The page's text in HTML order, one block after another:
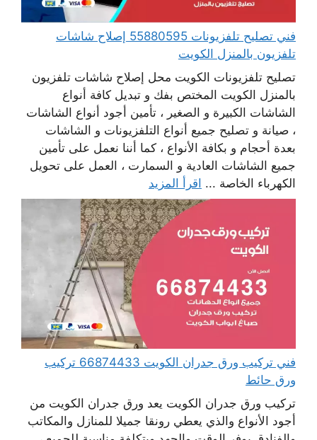
فني تصليح تلفزيونات 55880595 إصلاح شاشات
تلفزيون بالمنزل الكويت
تصليح تلفزيونات الكويت محل إصلاح شاشات تلفزيون
بالمنزل الكويت المختص بفك و تبديل كافة أنواع
الشاشات الكبيرة و الصغير ، تأمين أجود أنواع الشاشات
، صيانة و تصليح جميع أنواع التلفزيونات و الشاشات
بعدة أحجام و بكافة الأنواع ، كما أننا نعمل على تأمين
جميع الشاشات العادية و السمارت ، العمل على تحويل
الكهرباء الخاصة ... اقرأ المزيد
فني تركيب ورق جدران الكويت 66874433 تركيب
ورق حائط
تركيب ورق جدران الكويت يعد ورق جدران الكويت من
أجود الأنواع والذي يعطي رونقا جميلا للمنازل والمكاتب